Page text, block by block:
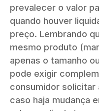
prevalecer o valor
quando houver
preço. Lembrando
mesmo produto
apenas o tamanho
pode exigir
consumidor solicitar
caso haja mudança